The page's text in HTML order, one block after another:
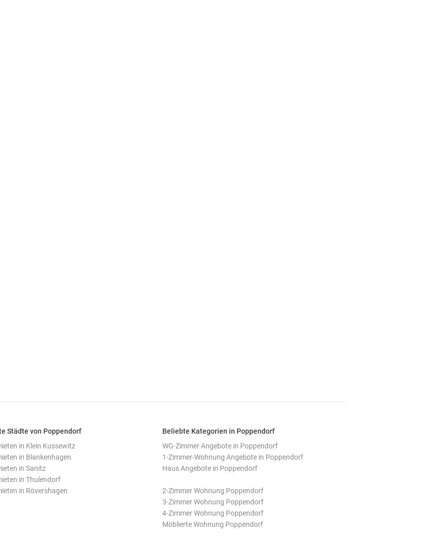
Städte von Poppendorf
in Klein Kussewitz
in Blankenhagen
in Sanitz
in Thulendorf
in Rövershagen
Beliebte Kategorien in Poppendorf
WG-Zimmer Angebote in Poppendorf
1-Zimmer-Wohnung Angebote in Poppendorf
Haus Angebote in Poppendorf
2-Zimmer Wohnung Poppendorf
3-Zimmer Wohnung Poppendorf
4-Zimmer Wohnung Poppendorf
Möblierte Wohnung Poppendorf